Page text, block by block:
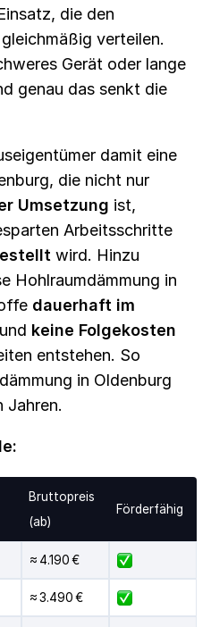
die den
verteilen.
Gerät oder lange
genau das senkt die
damit eine
die nicht nur
Umsetzung ist,
Arbeitsschritte
wird. Hinzu
Hohlraumdämmung in
dauerhaft im
keine Folgekosten
entstehen. So
in Oldenburg
Jahren.
Bruttopreis
(ab)
Förderfähig
≈ 4.190 €
≈ 3.490 €